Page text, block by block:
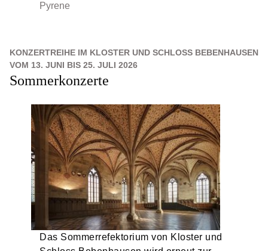
Pyrene
KONZERTREIHE IM KLOSTER UND SCHLOSS BEBENHAUSEN
VOM 13. JUNI BIS 25. JULI 2026
Sommerkonzerte
Das Sommerrefektorium von Kloster und